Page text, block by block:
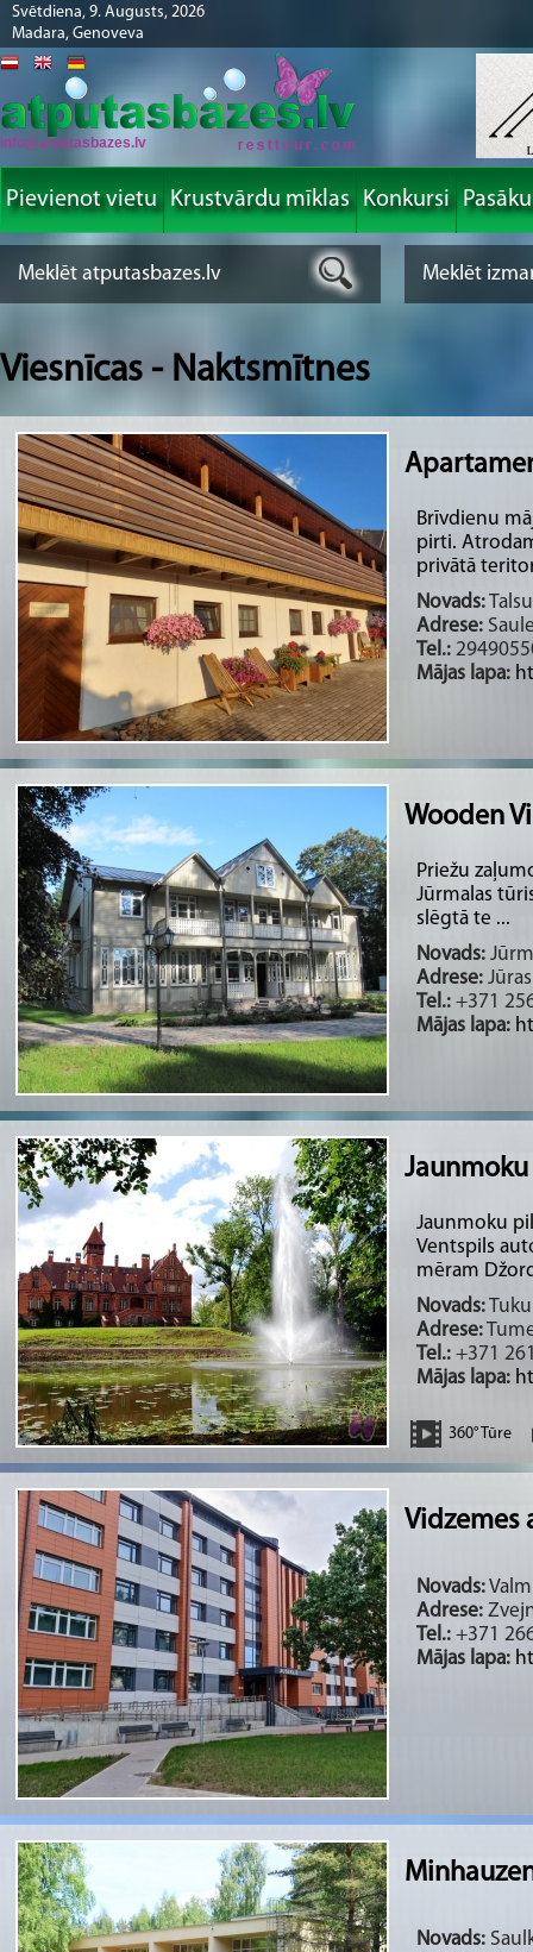
Svētdiena, 9. Augusts, 2026
Madara, Genoveva
info@atputasbazes.lv
Pievienot vietu Krustvārdu mīklas Konkursi
Viesnīcas - Naktsmītnes
Brīvdienu
pirti.
privātā
Novads:
Adrese:
Tel.:
Mājas lapa:
Wooden
Priežu
Jūrmalas
slēgtā te ...
Novads:
Adrese:
Tel.: +371
Mājas lapa:
Jaunmoku
Ventspils
mēram
Novads:
Adrese:
Tel.: +371
Mājas lapa:
360° Tūre
Vidzemes
Novads:
Adrese:
Tel.: +371
Mājas lapa:
Novads: